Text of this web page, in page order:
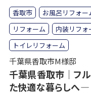
香取市 お風呂リフォー
リフォーム
内装リフォ
トイレリフォーム
千葉県香取市M様邸
千葉県香取市｜フ
た快適な暮らしへ―